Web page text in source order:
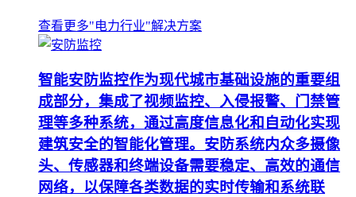
查看更多"电力行业"解决方案
智能安防监控作为现代城市基础设施的重要组
成部分，集成了视频监控、入侵报警、门禁管
理等多种系统，通过高度信息化和自动化实现
建筑安全的智能化管理。安防系统内众多摄像
头、传感器和终端设备需要稳定、高效的通信
网络，以保障各类数据的实时传输和系统联